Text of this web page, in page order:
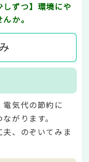
ずつ】環境にや
か。
気代の節約に
がります。
、のぞいてみま